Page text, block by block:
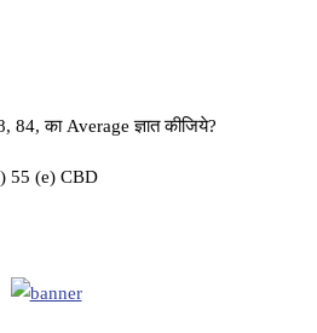
का Average ज्ञात कीजिये?
55 (e) CBD